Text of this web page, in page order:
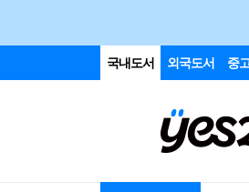
국내도서 외국도서 중